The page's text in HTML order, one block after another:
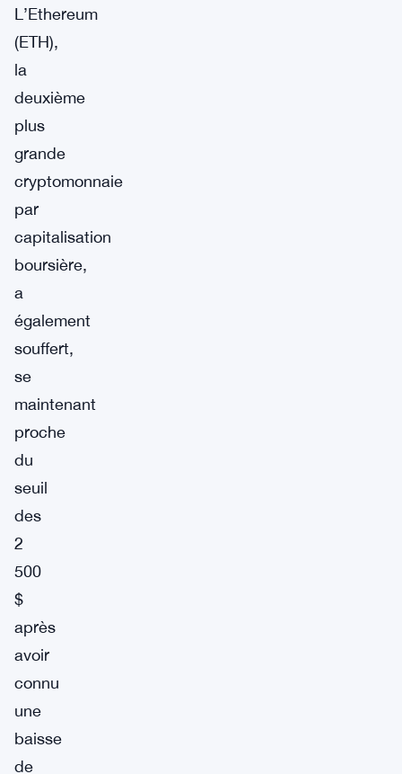
L’Ethereum
(ETH),
la
deuxième
plus
grande
cryptomonnaie
par
capitalisation
boursière,
a
également
souffert,
se
maintenant
proche
du
seuil
des
2
500
$
après
avoir
connu
une
baisse
de